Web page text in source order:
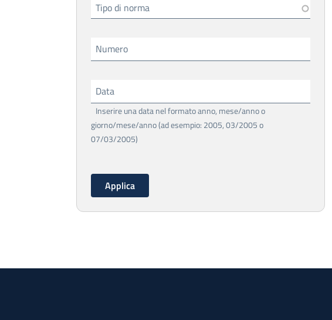
Tipo di norma
Numero
Data
Inserire una data nel formato anno, mese/anno o
giorno/mese/anno (ad esempio: 2005, 03/2005 o
07/03/2005)